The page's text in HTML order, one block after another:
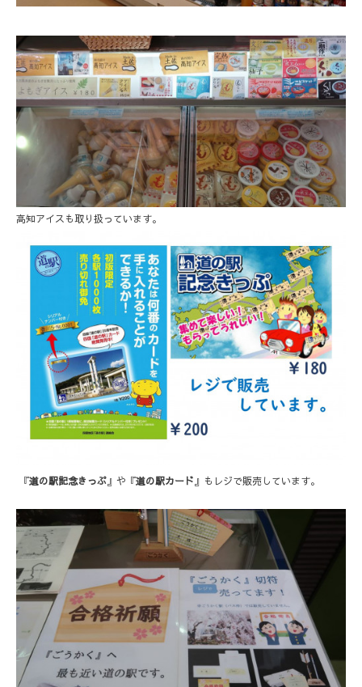
高知アイスも取り扱っています。
『道の駅記念きっぷ 』や『道の駅カード 』もレジで販売しています。